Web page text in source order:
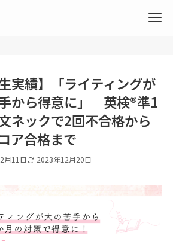
生実績】「ライティングが
から得意に」 英検®準1
ネックで2回不合格から
ア合格まで
月11日 2023年12月20日